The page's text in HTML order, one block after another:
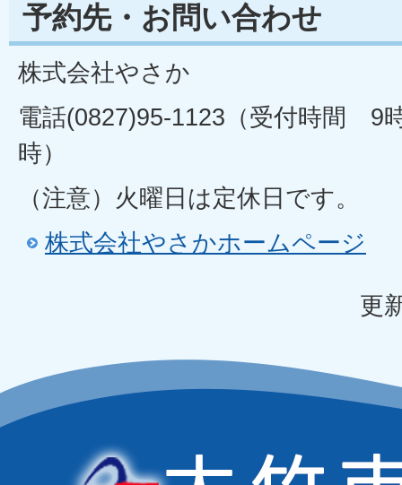
予約先・お問い合わせ
株式会社やさか
電話(0827)95-1123（受付時間 9
時）
（注意）火曜日は定休日です。
株式会社やさかホームページ
更